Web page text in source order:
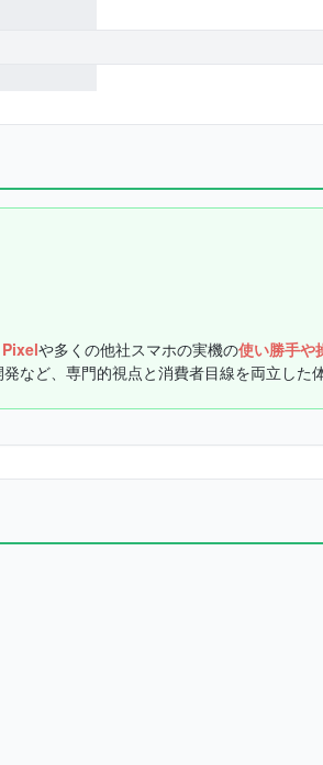
や多くの他社スマホの実機の使い勝手や
など、専門的視点と消費者目線を両立した